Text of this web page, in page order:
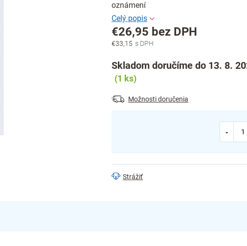
oznámení
€33,15
€26,95 bez DPH
Jednotková
Skladom doručíme do 13. 8.
(1 ks)
Možnosti doručenia
Strážiť